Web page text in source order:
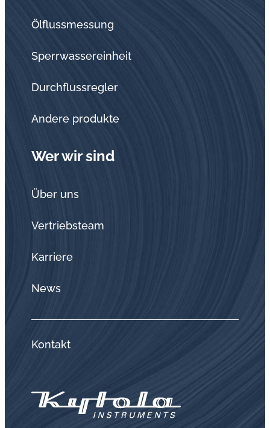
Ölflussmessung
Sperrwassereinheit
Durchflussregler
Andere produkte
Wer wir sind
Über uns
Vertriebsteam
Karriere
News
Kontakt